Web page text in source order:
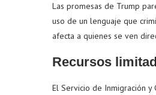
Las promesas de Trump
uso de un lenguaje que
afecta a quienes se ven
Recursos
El Servicio de Inmigración y